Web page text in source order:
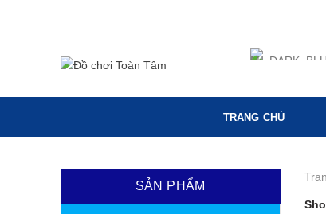
TRANG CHỦ
SẢN PHẨM